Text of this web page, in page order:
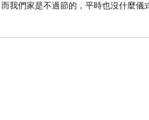
我們家是不過節的，平時也沒什麼儀